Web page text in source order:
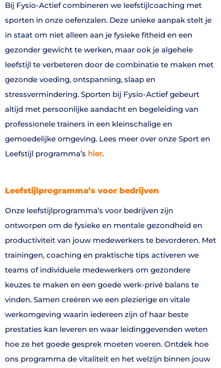
Bij Fysio-Actief combineren we leefstijlcoaching met
sporten in onze oefenzalen. Deze unieke aanpak stelt je
in staat om niet alleen aan je fysieke fitheid en een
gezonder gewicht te werken, maar ook je algehele
leefstijl te verbeteren door de combinatie te maken met
gezonde voeding, ontspanning, slaap en
stressvermindering. Sporten bij Fysio-Actief gebeurt
altijd met persoonlijke aandacht en begeleiding van
professionele trainers in een kleinschalige en
gemoedelijke omgeving. Lees meer over onze Sport en
Leefstijl programma’s hier.
Leefstijlprogramma’s voor bedrijven
Onze leefstijlprogramma’s voor bedrijven zijn
ontworpen om de fysieke en mentale gezondheid en
productiviteit van jouw medewerkers te bevorderen. Met
trainingen, coaching en praktische tips activeren we
teams of individuele medewerkers om gezondere
keuzes te maken en een goede werk-privé balans te
vinden. Samen creëren we een plezierige en vitale
werkomgeving waarin iedereen zijn of haar beste
prestaties kan leveren en waar leidinggevenden weten
hoe ze het goede gesprek moeten voeren. Ontdek hoe
ons programma de vitaliteit en het welzijn binnen jouw